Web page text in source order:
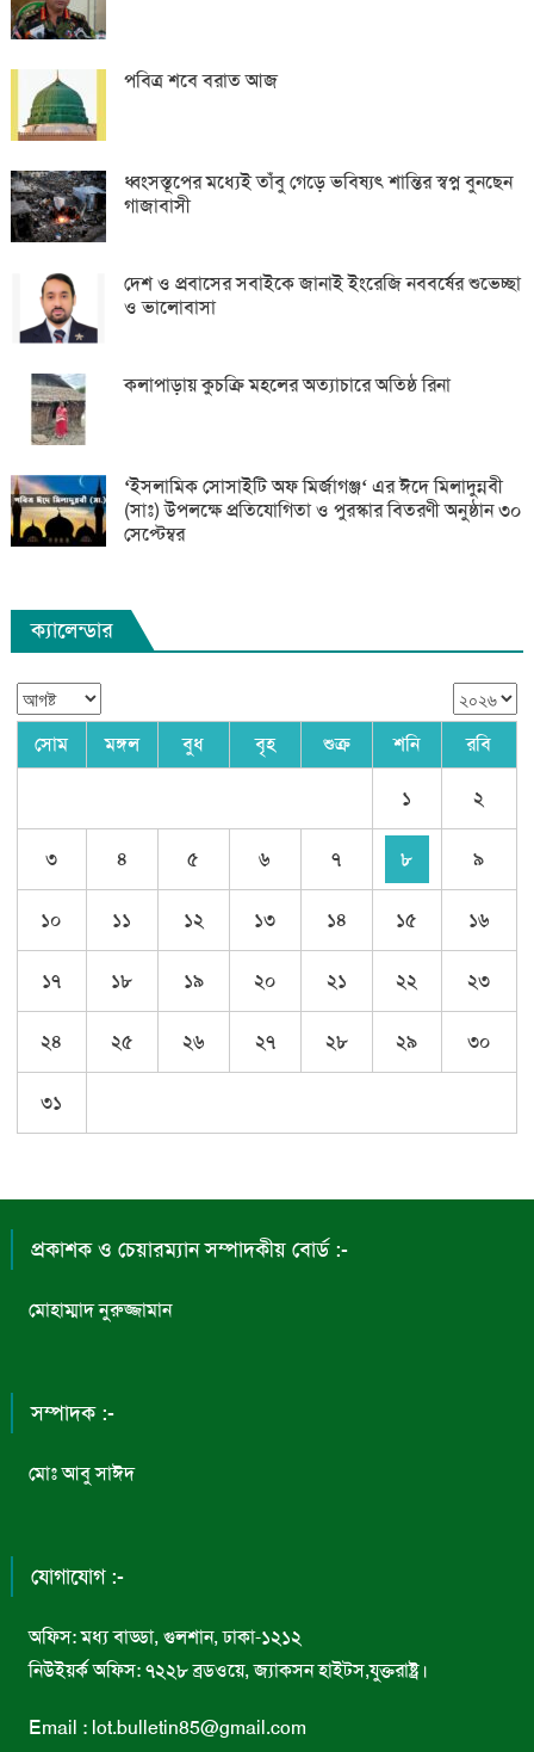
পবিত্র শবে বরাত আজ
ধ্বংসস্তূপের মধ্যেই তাঁবু গেড়ে ভবিষ্যৎ শান্তির স্বপ্ন বুনছেন
গাজাবাসী
দেশ ও প্রবাসের সবাইকে জানাই ইংরেজি নববর্ষের শুভেচ্ছা
ও ভালোবাসা
কলাপাড়ায় কুচক্রি মহলের অত্যাচারে অতিষ্ঠ রিনা
‘ইসলামিক সোসাইটি অফ মির্জাগঞ্জ‘ এর ঈদে মিলাদুন্নবী
(সাঃ) উপলক্ষে প্রতিযোগিতা ও পুরস্কার বিতরণী অনুষ্ঠান ৩০
সেপ্টেম্বর
ক্যালেন্ডার
সোম মঙ্গল বুধ বৃহ শুক্র শনি রবি
১ ২
৩ ৪ ৫ ৬ ৭ ৮ ৯
১০ ১১ ১২ ১৩ ১৪ ১৫ ১৬
১৭ ১৮ ১৯ ২০ ২১ ২২ ২৩
২৪ ২৫ ২৬ ২৭ ২৮ ২৯ ৩০
৩১
প্রকাশক ও চেয়ারম্যান সম্পাদকীয় বোর্ড :-
মোহাম্মাদ নুরুজ্জামান
সম্পাদক :-
মোঃ আবু সাঈদ
যোগাযোগ :-
অফিস: মধ্য বাড্ডা, গুলশান, ঢাকা-১২১২
নিউইয়র্ক অফিস: ৭২২৮ ব্রডওয়ে, জ্যাকসন হাইটস,যুক্তরাষ্ট্র।
Email : lot.bulletin85@gmail.com